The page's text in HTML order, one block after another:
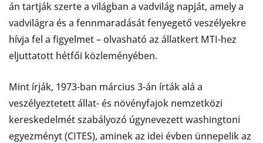
án tartják szerte a világban a vadvilág napját, amely a
vadvilágra és a fennmaradását fenyegető veszélyekre
hívja fel a figyelmet – olvasható az állatkert MTI-hez
eljuttatott hétfői közleményében.
Mint írják, 1973-ban március 3-án írták alá a
veszélyeztetett állat- és növényfajok nemzetközi
kereskedelmét szabályozó úgynevezett washingtoni
egyezményt (CITES), aminek az idei évben ünnepelik az